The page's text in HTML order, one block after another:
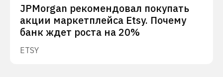
JPMorgan рекомендовал покупать
акции маркетплейса Etsy. Почему
банк ждет роста на 20%
ETSY